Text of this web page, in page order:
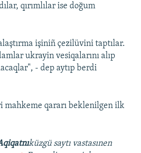
qırımlılar ise doğum
işiniñ çezilüvini taptılar.
ukrayin vesiqalarını alıp
- dep aytıp berdi
mahkeme qararı beklenilgen ilk
küzgü saytı vastasınen